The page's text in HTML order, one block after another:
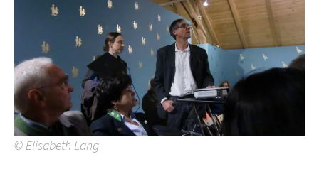
© Elisabeth Lang